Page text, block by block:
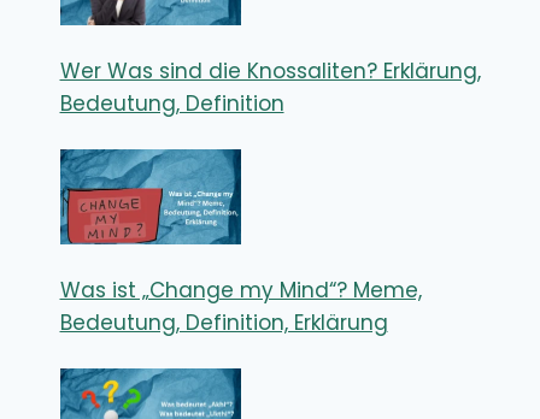
Wer Was sind die Knossaliten? Erklärung,
Bedeutung, Definition
Was ist „Change my Mind“? Meme,
Bedeutung, Definition, Erklärung